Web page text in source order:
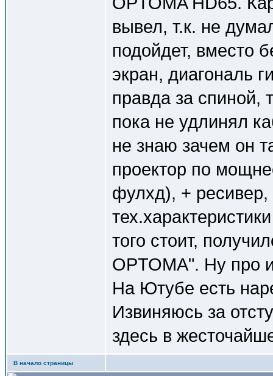
вывел, т.к. не
подойдет, вместо
экран, диагональ
правда за спиной,
пока не удлинял
не знаю зачем он
проектор по
фулхд), + ресивер,
того стоит,
OPTOMA". Ну про
На Ютубе есть
Извиняюсь за
здесь в
В начало страницы